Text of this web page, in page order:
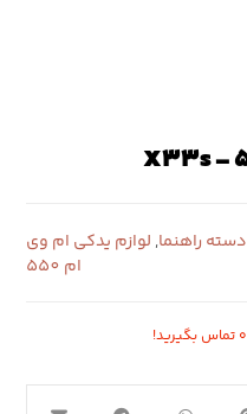
دسته راهنما, لوازم یدکی ام وی
ام 550